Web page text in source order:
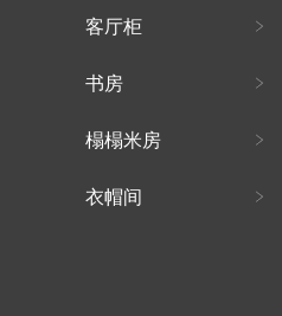
客厅柜
书房
榻榻米房
衣帽间